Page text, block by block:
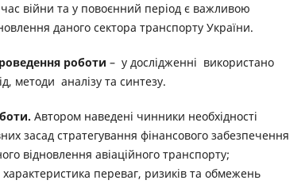
війни та у повоєнний період є важливою
даного сектора транспорту України.
роботи – у дослідженні використано
методи аналізу та синтезу.
Автором наведені чинники необхідності
засад стратегування фінансового забезпечення
відновлення авіаційного транспорту;
переваг, ризиків та обмежень